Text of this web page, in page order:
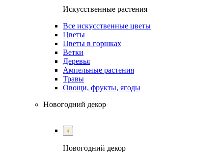
Искусственные растения
Все искусственные цветы
Цветы
Цветы в горшках
Ветки
Деревья
Ампельные растения
Травы
Овощи, фрукты, ягоды
Новогодний декор
Новогодний декор